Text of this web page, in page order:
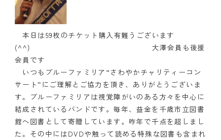
クラブの歴史
歴代会長・幹事
記念誌
案内
例会場・事務局の案内
リンク集
本日は59枚のチケット購入有難うございます
(^^) 大澤会員も後援
会員です
いつもブルーファミリア“さわやかチャリティーコン
サート”にご理解とご協力を頂き、ありがとうございま
す。ブルーファミリアは視覚障がいのある方々を中心に
結成されているバンドです。毎年、益金を千歳市立図書
館へ図書として寄贈しています。昨年で千点を超しまし
た。その中にはDVDや触って読める特殊な図書も含まれ